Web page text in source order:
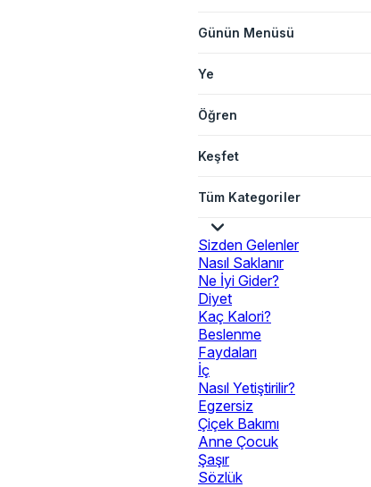
Günün Menüsü
Ye
Öğren
Keşfet
Tüm Kategoriler
Sizden Gelenler
Nasıl Saklanır
Ne İyi Gider?
Diyet
Kaç Kalori?
Beslenme
Faydaları
İç
Nasıl Yetiştirilir?
Egzersiz
Çiçek Bakımı
Anne Çocuk
Şaşır
Sözlük